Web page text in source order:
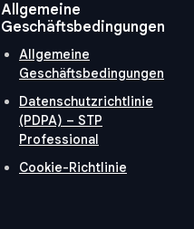
Allgemeine
Geschäftsbedingungen
Allgemeine
Geschäftsbedingungen
Datenschutzrichtlinie
(PDPA) – STP
Professional
Cookie-Richtlinie